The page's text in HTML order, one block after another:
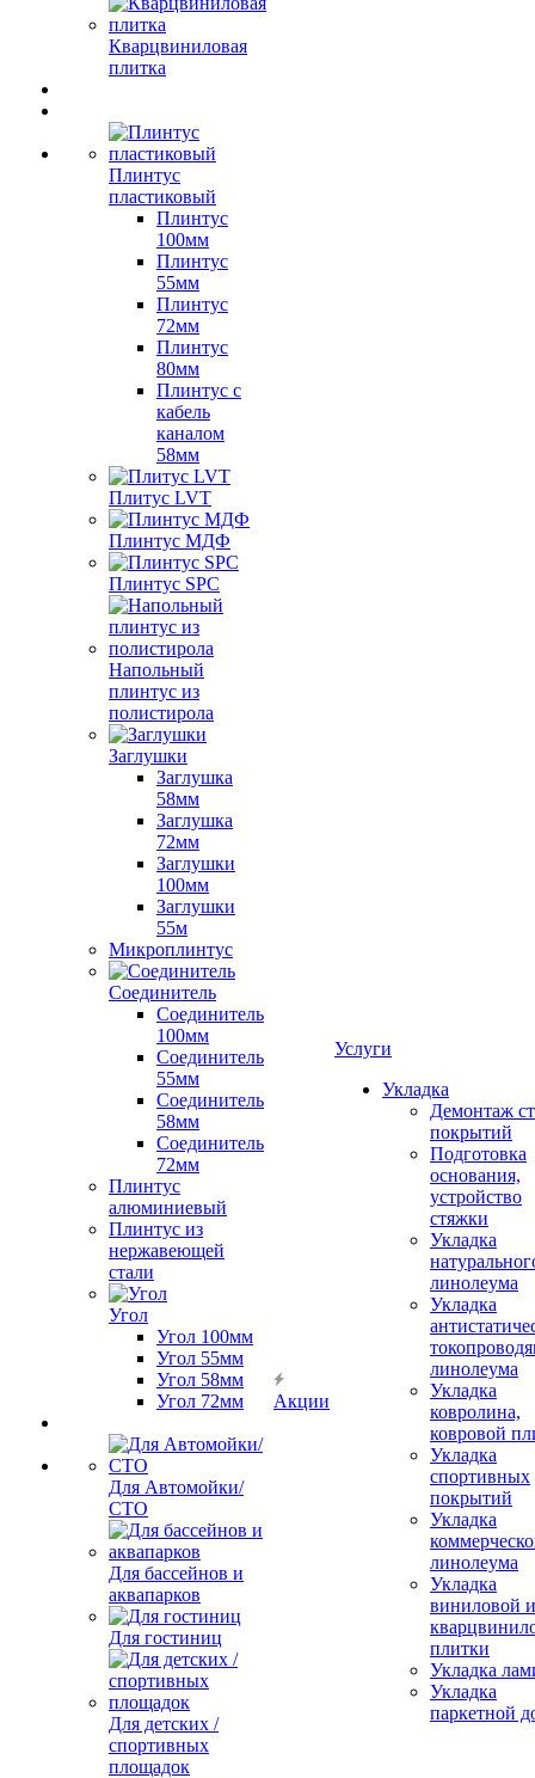
Кварцвиниловая
плитка
Плинтус
пластиковый
Плинтус
100мм
Плинтус
55мм
Плинтус
72мм
Плинтус
80мм
Плинтус с
кабель
каналом
58мм
Плитус LVT
Плинтус МДФ
Плинтус SPC
Напольный
плинтус из
полистирола
Заглушки
Заглушка
58мм
Заглушка
72мм
Заглушки
100мм
Заглушки
55м
Микроплинтус
Соединитель
Соединитель
100мм
Соединитель
55мм
Соединитель
58мм
Соединитель
72мм
Плинтус
алюминиевый
Плинтус из
нержавеющей
стали
Угол
Угол 100мм
Угол 55мм
Угол 58мм
Угол 72мм
Для Автомойки/
СТО
Для бассейнов и
аквапарков
Для гостиниц
Для детских /
спортивных
площадок
Акции
Услуги
Укладка
Демонтаж
покрытий
Подготовка
основания,
устройство
стяжки
Укладка
линолеума
Укладка
линолеума
Укладка
ковролина,
ковровой
Укладка
спортивных
покрытий
Укладка
линолеума
Укладка
виниловой и
плитки
Укладка
Укладка
паркетной